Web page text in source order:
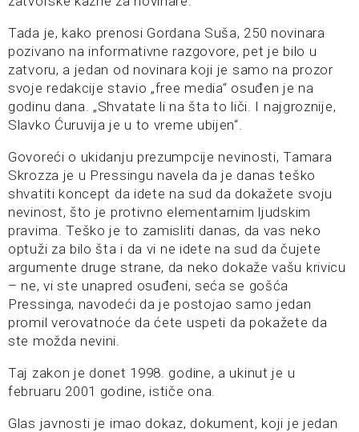
Tada je, kako prenosi Gordana Suša, 250 novinara
pozivano na informativne razgovore, pet je bilo u
zatvoru, a jedan od novinara koji je samo na prozor
svoje redakcije stavio „free media“ osuđen je na
godinu dana. „Shvatate li na šta to liči. I najgroznije,
Slavko Ćuruvija je u to vreme ubijen“.
Govoreći o ukidanju prezumpcije nevinosti, Tamara
Skrozza je u Pressingu navela da je danas teško
shvatiti koncept da idete na sud da dokažete svoju
nevinost, što je protivno elementarnim ljudskim
pravima. Teško je to zamisliti danas, da vas neko
optuži za bilo šta i da vi ne idete na sud da čujete
argumente druge strane, da neko dokaže vašu krivicu
– ne, vi ste unapred osuđeni, seća se gošća
Pressinga, navodeći da je postojao samo jedan
promil verovatnoće da ćete uspeti da pokažete da
ste možda nevini.
Taj zakon je donet 1998. godine, a ukinut je u
februaru 2001 godine, ističe ona.
Glas javnosti je imao dokaz, dokument, koji je jedan